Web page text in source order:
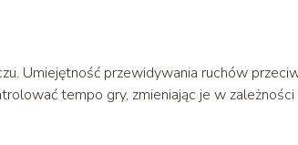
Umiejętność przewidywania ruchów
tempo gry, zmieniając je w zależności